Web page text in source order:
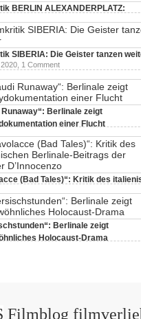
BERLIN ALEXANDERPLATZ:
eines Jahrhundertwerks
2020,2 Comments
SIBERIA: Die Geister tanzen
1 Comment
Runaway“: Berlinale zeigt
einer Flucht
(Bad Tales)“: Kritik des
Beitrags der Brüder D’Innocenzo
2020,2 Comments
Berlinale zeigt
Holocaust-Drama
Filmblog